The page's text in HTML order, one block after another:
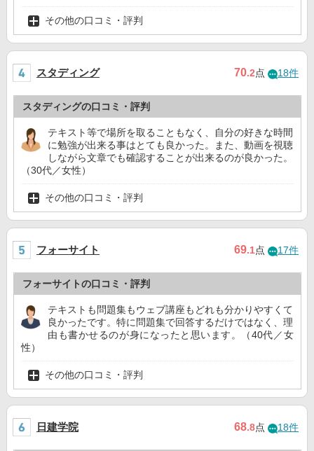
その他の口コミ・評判
スタディング 70.2点 18件
スタディングの口コミ・評判
テキスト等で場所を取ることもなく、自分の好きな時間
に勉強が出来る事はとても良かった。また、動画を視聴
しながら文章でも確認することが出来るのが良かった。
（30代／女性）
その他の口コミ・評判
フォーサイト 69.1点 17件
フォーサイトの口コミ・評判
テキストも問題集もウェブ講座もどれも分かりやすくて
良かったです。特に問題集で回答するだけではなく、理
由も書かせるのが身になったと思います。（40代／女
性）
その他の口コミ・評判
日建学院 68.8点 18件